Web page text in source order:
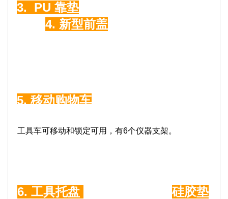
3. PU 靠垫
4. 新型前盖
5. 移动购物车
工具车可移动和锁定可用，有6个仪器支架。
6. 工具托盘 硅胶垫